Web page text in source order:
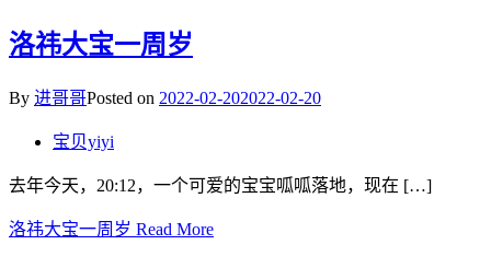
洛祎大宝一周岁
By 进哥哥Posted on 2022-02-202022-02-20
宝贝yiyi
去年今天，20:12，一个可爱的宝宝呱呱落地，现在 […]
洛祎大宝一周岁 Read More